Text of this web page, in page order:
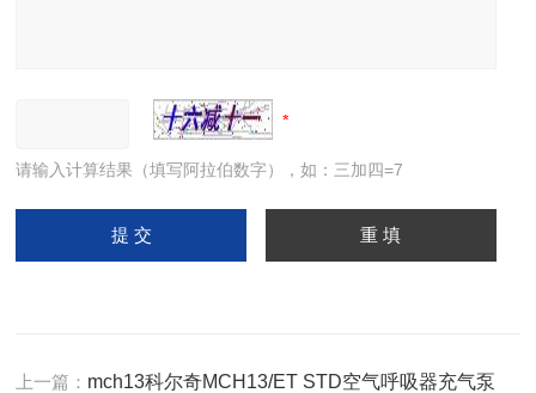
请输入计算结果（填写阿拉伯数字），如：三加四=7
上一篇： mch13科尔奇MCH13/ET STD空气呼吸器充气泵